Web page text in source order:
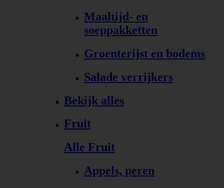
Maaltijd- en
soeppakketten
Groenterijst en bodems
Salade verrijkers
Bekijk alles
Fruit
Alle Fruit
Appels, peren